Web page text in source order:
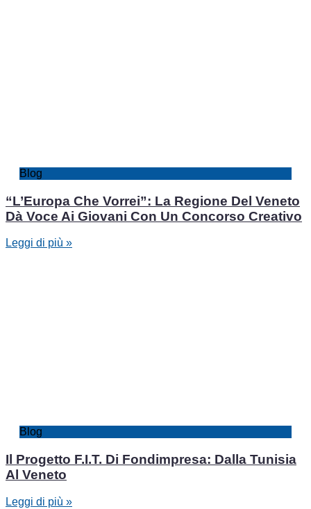
Blog
“L’Europa Che Vorrei”: La Regione Del Veneto
Dà Voce Ai Giovani Con Un Concorso Creativo
Leggi di più »
Blog
Il Progetto F.I.T. Di Fondimpresa: Dalla Tunisia
Al Veneto
Leggi di più »